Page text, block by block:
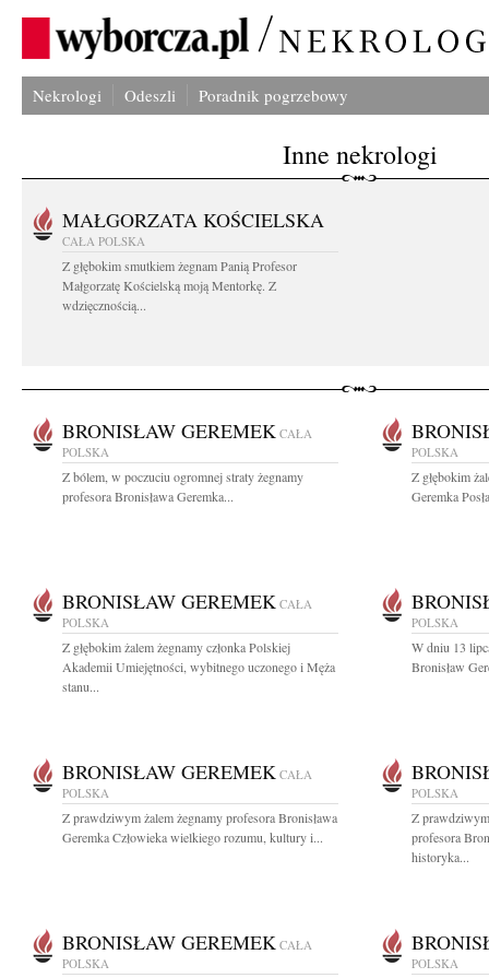
Nekrologi Odeszli Poradnik pogrzebowy
Inne nekrologi
MAŁGORZATA KOŚCIELSKA
CAŁA POLSKA
Z głębokim smutkiem żegnam Panią Profesor
Małgorzatę Kościelską moją Mentorkę. Z
wdzięcznością...
BRONISŁAW GEREMEK CAŁA
POLSKA
Z bólem, w poczuciu ogromnej straty żegnamy
profesora Bronisława Geremka...
POLSKA
Z głębokim
Geremka
BRONISŁAW GEREMEK CAŁA
POLSKA
Z głębokim żalem żegnamy członka Polskiej
Akademii Umiejętności, wybitnego uczonego i Męża
stanu...
POLSKA
W dniu 13
Bronisław
BRONISŁAW GEREMEK CAŁA
POLSKA
Z prawdziwym żalem żegnamy profesora Bronisława
Geremka Człowieka wielkiego rozumu, kultury i...
POLSKA
Z
profesora
historyka...
BRONISŁAW GEREMEK CAŁA
POLSKA
POLSKA